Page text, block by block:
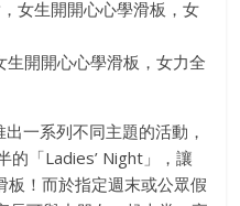
生開開心心學滑板，女力全
一系列不同主題的活動，
的「Ladies’ Night」，讓
板！而於指定週末或公眾假